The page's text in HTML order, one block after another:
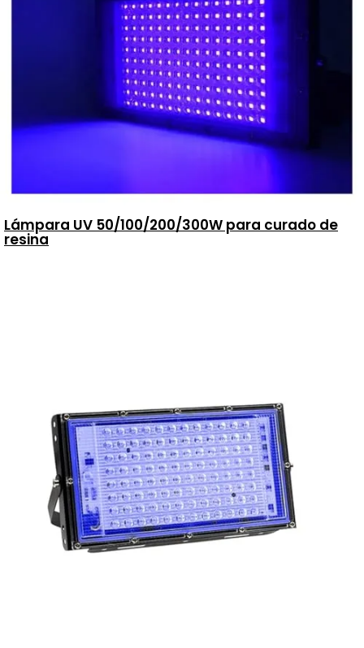
Lámpara UV 50/100/200/300W para curado de
resina